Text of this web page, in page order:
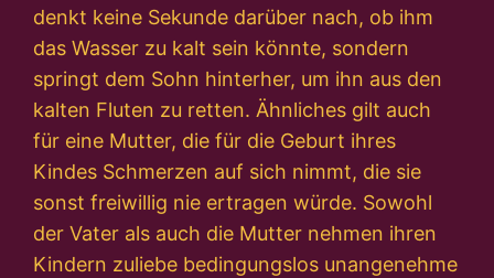
denkt keine Sekunde darüber nach, ob ihm
das Wasser zu kalt sein könnte, sondern
springt dem Sohn hinterher, um ihn aus den
kalten Fluten zu retten. Ähnliches gilt auch
für eine Mutter, die für die Geburt ihres
Kindes Schmerzen auf sich nimmt, die sie
sonst freiwillig nie ertragen würde. Sowohl
der Vater als auch die Mutter nehmen ihren
Kindern zuliebe bedingungslos unangenehme